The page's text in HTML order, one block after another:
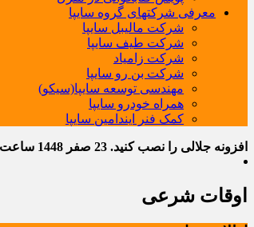
معرفی شرکتهای گروه سایپا
شرکت مالیبل سایپا
شرکت طیف سایپا
شرکت زامیاد
شرکت بن رو سایپا
مهندسی توسعه سایپا(سیکو)
همراه خودرو سایپا
کمک فنر ایندامین سایپا
افزونه جلالی را نصب کنید. 23 صفر 1448 ساعت
اوقات شرعی